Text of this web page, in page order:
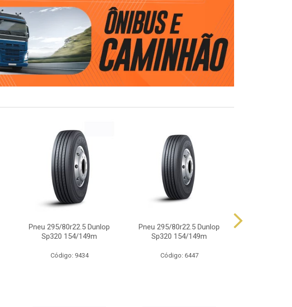
Pneu 295/80r22.5 Dunlop
Sp320 154/149m
Código: 9434
Pneu 295/80r22.5 Dunlop
Sp320 154/149m
Código: 6447